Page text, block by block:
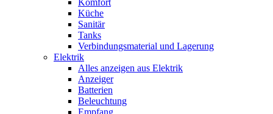
Komfort
Küche
Sanitär
Tanks
Verbindungsmaterial und Lagerung
Elektrik
Alles anzeigen aus Elektrik
Anzeiger
Batterien
Beleuchtung
Empfang